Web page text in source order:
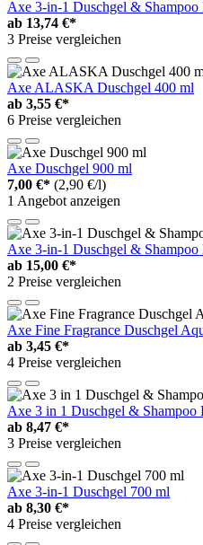
Axe 3-in-1 Duschgel &
ab 13,74 €*
3 Preise vergleichen
Axe ALASKA Duschgel 400 ml
ab 3,55 €*
6 Preise vergleichen
Axe Duschgel 900 ml
7,00 €* (2,90 €/l)
1 Angebot anzeigen
Axe 3-in-1 Duschgel &
ab 15,00 €*
2 Preise vergleichen
Axe Fine Fragrance Duschgel
ab 3,45 €*
4 Preise vergleichen
Axe 3 in 1 Duschgel &
ab 8,47 €*
3 Preise vergleichen
Axe 3-in-1 Duschgel 700 ml
ab 8,30 €*
4 Preise vergleichen